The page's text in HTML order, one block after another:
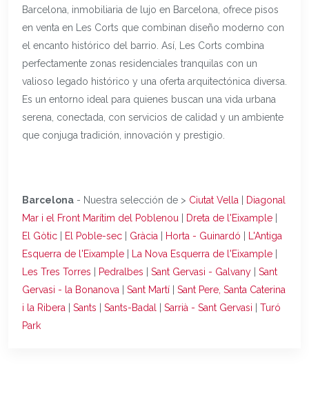
Barcelona, inmobiliaria de lujo en Barcelona, ofrece pisos
en venta en Les Corts que combinan diseño moderno con
el encanto histórico del barrio. Así, Les Corts combina
perfectamente zonas residenciales tranquilas con un
valioso legado histórico y una oferta arquitectónica diversa.
Es un entorno ideal para quienes buscan una vida urbana
serena, conectada, con servicios de calidad y un ambiente
que conjuga tradición, innovación y prestigio.
Barcelona - Nuestra selección de > Ciutat Vella
Diagonal
Mar i el Front Marítim del Poblenou
Dreta de l'Eixample
El Gòtic
El Poble-sec Gràcia Horta - Guinardó
L'Antiga
Esquerra de l'Eixample
La Nova Esquerra de l'Eixample
Les Tres Torres
Pedralbes Sant Gervasi - Galvany
Sant
Gervasi - la Bonanova
Sant Martí
Sant Pere, Santa Caterina
i la Ribera
Sants Sants-Badal Sarrià - Sant Gervasi
Turó
Park